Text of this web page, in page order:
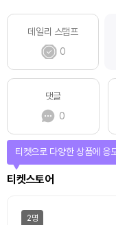
데일리 스탬프
0
댓글
0
티켓스토어
티켓으로 다양한 상품에 응
2명